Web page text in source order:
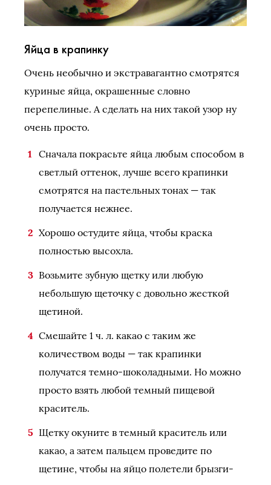
Яйца в крапинку
Очень необычно и экстравагантно смотрятся
куриные яйца, окрашенные словно
перепелиные. А сделать на них такой узор ну
очень просто.
Сначала покрасьте яйца любым способом в
светлый оттенок, лучше всего крапинки
смотрятся на пастельных тонах — так
получается нежнее.
Хорошо остудите яйца, чтобы краска
полностью высохла.
Возьмите зубную щетку или любую
небольшую щеточку с довольно жесткой
щетиной.
Смешайте 1 ч. л. какао с таким же
количеством воды — так крапинки
получатся темно-шоколадными. Но можно
просто взять любой темный пищевой
краситель.
Щетку окуните в темный краситель или
какао, а затем пальцем проведите по
щетине, чтобы на яйцо полетели брызги-